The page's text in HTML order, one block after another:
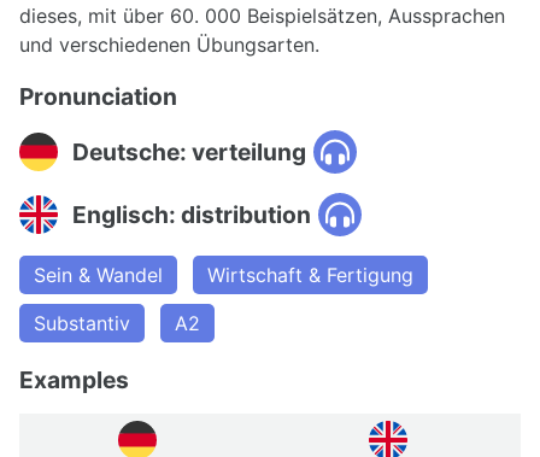
dieses, mit über 60. 000 Beispielsätzen, Aussprachen
und verschiedenen Übungsarten.
Pronunciation
Deutsche: verteilung
Englisch: distribution
Sein & Wandel
Wirtschaft & Fertigung
Substantiv
A2
Examples